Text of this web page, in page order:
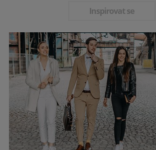
Inspirovat se